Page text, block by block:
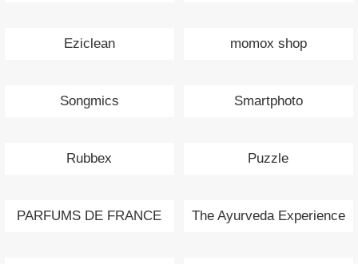
Eziclean momox shop
Songmics Smartphoto
Rubbex Puzzle
PARFUMS DE FRANCE The Ayurveda Experience